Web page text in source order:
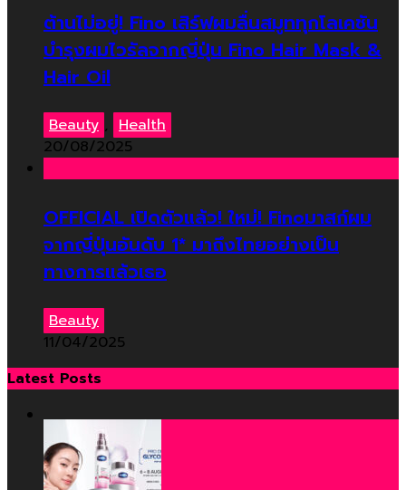
ต้านไม่อยู่! Fino เสิร์ฟผมลื่นสมูททุกโลเคชัน
บำรุงผมไวรัลจากญี่ปุ่น Fino Hair Mask &
Hair Oil
Beauty , Health
20/08/2025
OFFICIAL เปิดตัวแล้ว! ใหม่! Finoมาสก์ผม
จากญี่ปุ่นอันดับ 1* มาถึงไทยอย่างเป็น
ทางการแล้วเธอ
Beauty
11/04/2025
Latest Posts